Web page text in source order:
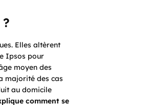
Elles altèrent
Ipsos pour
moyen des
majorité des cas
au domicile
comment se